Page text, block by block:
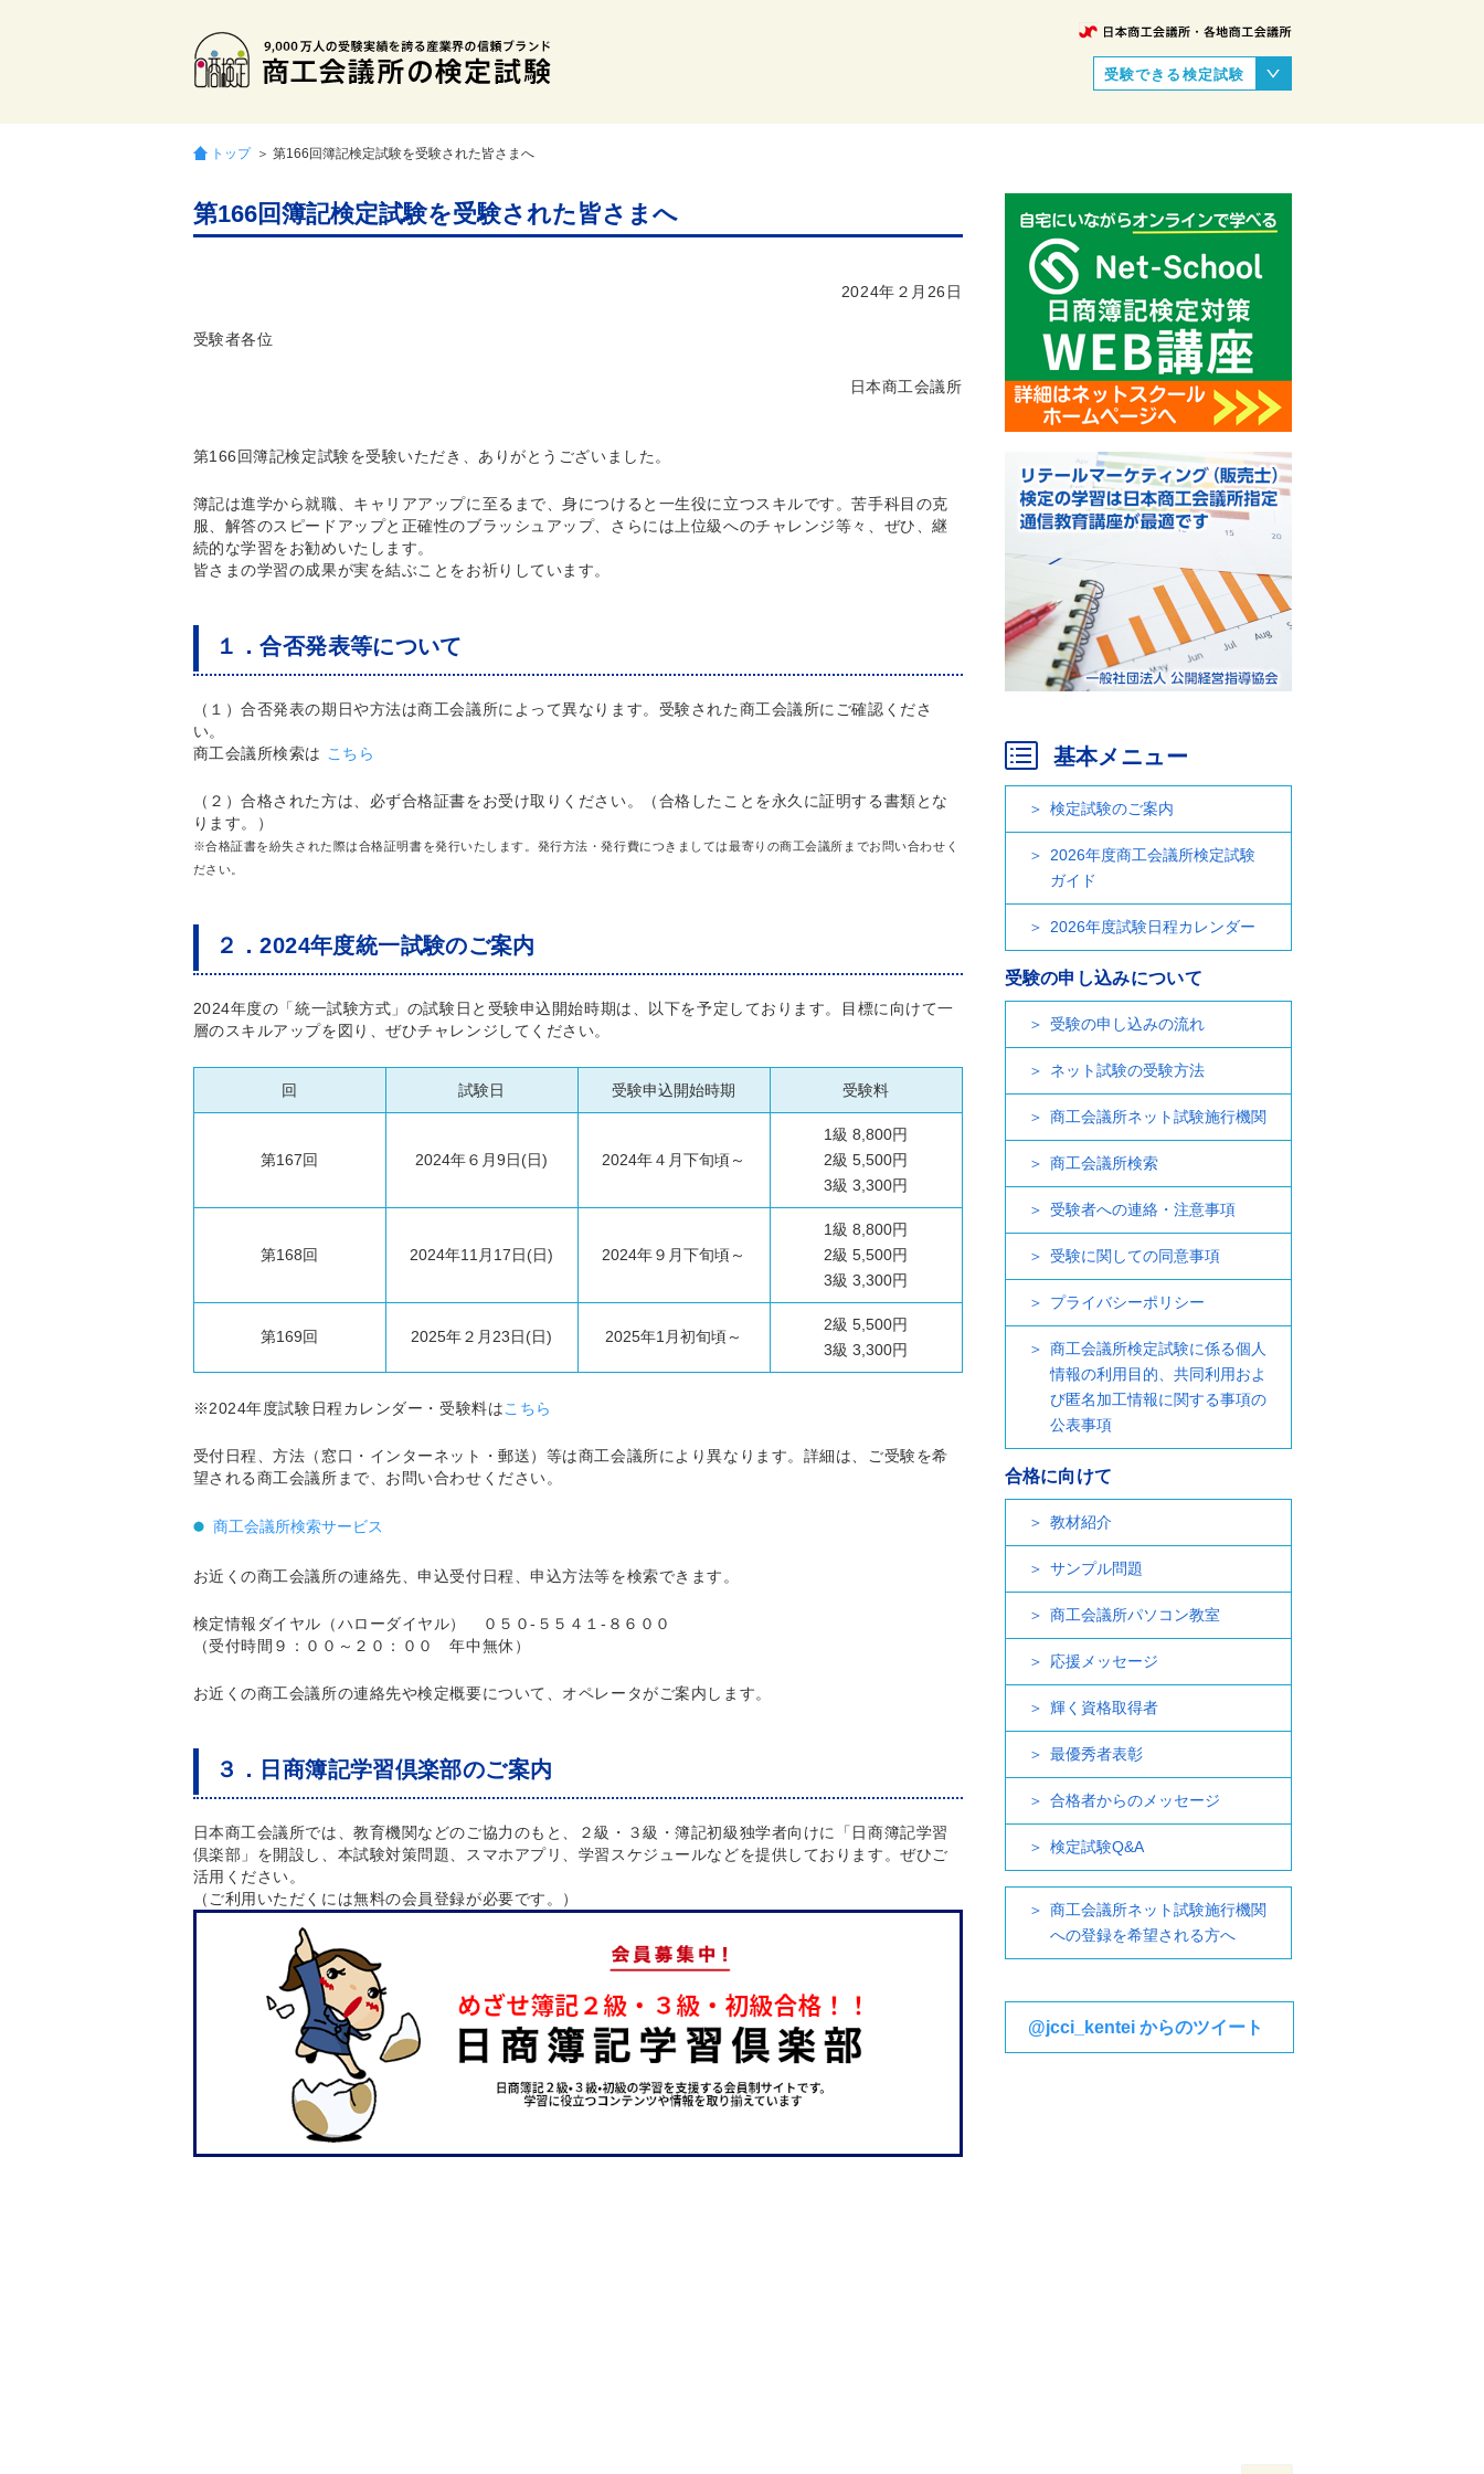
受験できる検定試験
トップ ＞ 第166回簿記検定試験を受験された皆さまへ
第166回簿記検定試験を受験された皆さまへ
2024年２月26日
受験者各位
日本商工会議所
第166回簿記検定試験を受験いただき、ありがとうございました。
簿記は進学から就職、キャリアアップに至るまで、身につけると一生役に立つスキルです。苦手科目の克
服、解答のスピードアップと正確性のブラッシュアップ、さらには上位級へのチャレンジ等々、ぜひ、継
続的な学習をお勧めいたします。
皆さまの学習の成果が実を結ぶことをお祈りしています。
１．合否発表等について
（１）合否発表の期日や方法は商工会議所によって異なります。受験された商工会議所にご確認くださ
い。
商工会議所検索は こちら
（２）合格された方は、必ず合格証書をお受け取りください。（合格したことを永久に証明する書類とな
ります。）
※合格証書を紛失された際は合格証明書を発行いたします。発行方法・発行費につきましては最寄りの商工会議所までお問い合わせく
ださい。
２．2024年度統一試験のご案内
2024年度の「統一試験方式」の試験日と受験申込開始時期は、以下を予定しております。目標に向けて一
層のスキルアップを図り、ぜひチャレンジしてください。
回 試験日 受験申込開始時期 受験料
第167回 2024年６月9日(日) 2024年４月下旬頃～
1級 8,800円
2級 5,500円
3級 3,300円
第168回 2024年11月17日(日) 2024年９月下旬頃～
1級 8,800円
2級 5,500円
3級 3,300円
第169回 2025年２月23日(日) 2025年1月初旬頃～
2級 5,500円
3級 3,300円
※2024年度試験日程カレンダー・受験料はこちら
受付日程、方法（窓口・インターネット・郵送）等は商工会議所により異なります。詳細は、ご受験を希
望される商工会議所まで、お問い合わせください。
商工会議所検索サービス
お近くの商工会議所の連絡先、申込受付日程、申込方法等を検索できます。
検定情報ダイヤル（ハローダイヤル） ０５０-５５４１-８６００
（受付時間９：００～２０：００ 年中無休）
お近くの商工会議所の連絡先や検定概要について、オペレータがご案内します。
３．日商簿記学習倶楽部のご案内
日本商工会議所では、教育機関などのご協力のもと、２級・３級・簿記初級独学者向けに「日商簿記学習
倶楽部」を開設し、本試験対策問題、スマホアプリ、学習スケジュールなどを提供しております。ぜひご
活用ください。
（ご利用いただくには無料の会員登録が必要です。）
基本メニュー
検定試験のご案内
2026年度商工会議所検定試験
ガイド
2026年度試験日程カレンダー
受験の申し込みについて
受験の申し込みの流れ
ネット試験の受験方法
商工会議所ネット試験施行機関
商工会議所検索
受験者への連絡・注意事項
受験に関しての同意事項
プライバシーポリシー
商工会議所検定試験に係る個人
情報の利用目的、共同利用およ
び匿名加工情報に関する事項の
公表事項
合格に向けて
教材紹介
サンプル問題
商工会議所パソコン教室
応援メッセージ
輝く資格取得者
最優秀者表彰
合格者からのメッセージ
検定試験Q&A
商工会議所ネット試験施行機関
への登録を希望される方へ
@jcci_kentei からのツイート